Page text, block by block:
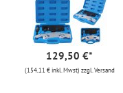
129,50 €*
(154,11 € inkl. Mwst) zzgl. Versand